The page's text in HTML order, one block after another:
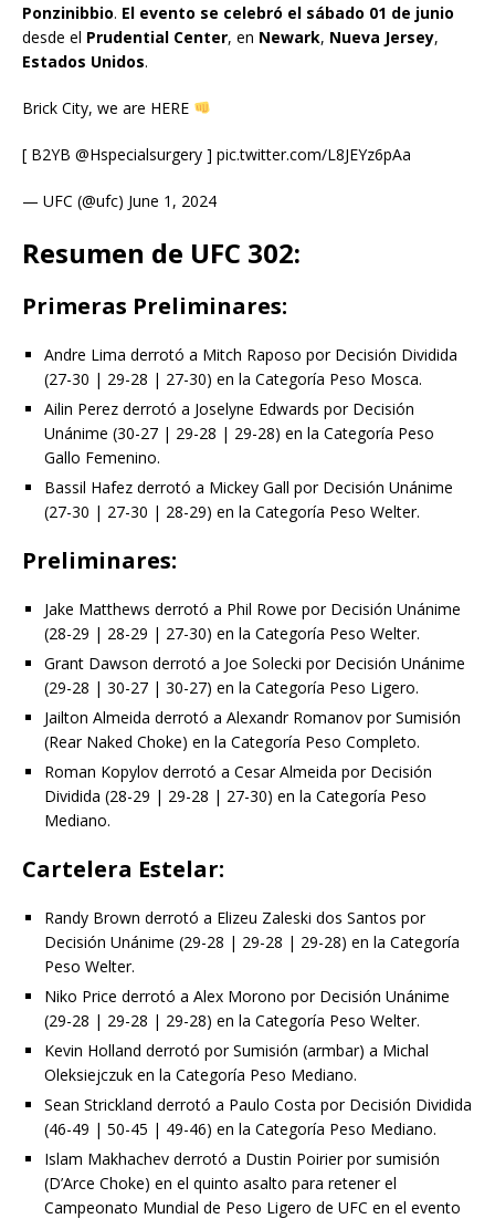
Ponzinibbio. El evento se celebró el sábado 01 de junio
desde el Prudential Center, en Newark, Nueva Jersey,
Estados Unidos.​
Brick City, we are HERE
[ B2YB @Hspecialsurgery ] pic.twitter.com/L8JEYz6pAa
— UFC (@ufc) June 1, 2024
Resumen de UFC 302:
Primeras Preliminares:
Andre Lima derrotó a Mitch Raposo por Decisión Dividida
(27-30 | 29-28 | 27-30) en la Categoría Peso Mosca.
Ailin Perez derrotó a Joselyne Edwards por Decisión
Unánime (30-27 | 29-28 | 29-28) en la Categoría Peso
Gallo Femenino.
Bassil Hafez derrotó a Mickey Gall por Decisión Unánime
(27-30 | 27-30 | 28-29) en la Categoría Peso Welter.
Preliminares:
Jake Matthews derrotó a Phil Rowe por Decisión Unánime
(28-29 | 28-29 | 27-30) en la Categoría Peso Welter.
Grant Dawson derrotó a Joe Solecki por Decisión Unánime
(29-28 | 30-27 | 30-27) en la Categoría Peso Ligero.
Jailton Almeida derrotó a Alexandr Romanov por Sumisión
(Rear Naked Choke) en la Categoría Peso Completo.
Roman Kopylov derrotó a Cesar Almeida por Decisión
Dividida (28-29 | 29-28 | 27-30) en la Categoría Peso
Mediano.
Cartelera Estelar:
Randy Brown derrotó a Elizeu Zaleski dos Santos por
Decisión Unánime (29-28 | 29-28 | 29-28) en la Categoría
Peso Welter.
Niko Price derrotó a Alex Morono por Decisión Unánime
(29-28 | 29-28 | 29-28) en la Categoría Peso Welter.
Kevin Holland derrotó por Sumisión (armbar) a Michal
Oleksiejczuk en la Categoría Peso Mediano.
Sean Strickland derrotó a Paulo Costa por Decisión Dividida
(46-49 | 50-45 | 49-46) en la Categoría Peso Mediano.
Islam Makhachev derrotó a Dustin Poirier por sumisión
(D’Arce Choke) en el quinto asalto para retener el
Campeonato Mundial de Peso Ligero de UFC en el evento